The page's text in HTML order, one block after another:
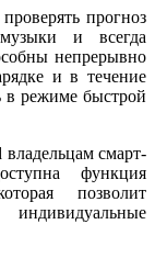
прогноз
и всегда
непрерывно
и в течение
в режиме быстрой
смарт-
функция
позволит